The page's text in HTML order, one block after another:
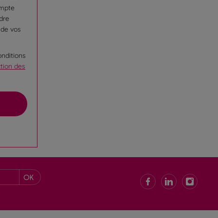
vos
des
OK